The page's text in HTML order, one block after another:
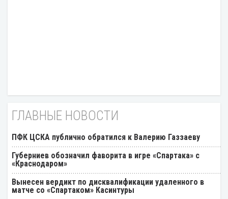
ГЛАВНЫЕ НОВОСТИ
ПФК ЦСКА публично обратился к Валерию Газзаеву
Губерниев обозначил фаворита в игре «Спартака» с
«Краснодаром»
Вынесен вердикт по дисквалификации удаленного в
матче со «Спартаком» Касинтуры